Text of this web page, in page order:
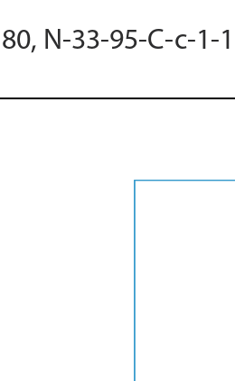
N-33-95-C-c-1-1